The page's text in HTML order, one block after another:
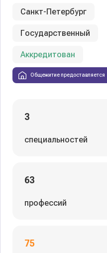
Санкт-Петербург
Государственный
Аккредитован
Общежитие предоставляется
3
специальностей
63
профессий
75